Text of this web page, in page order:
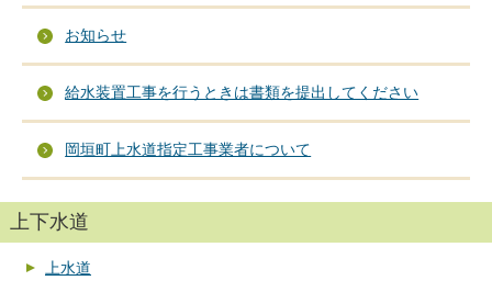
お知らせ
給水装置工事を行うときは書類を提出してください
岡垣町上水道指定工事業者について
上下水道
上水道